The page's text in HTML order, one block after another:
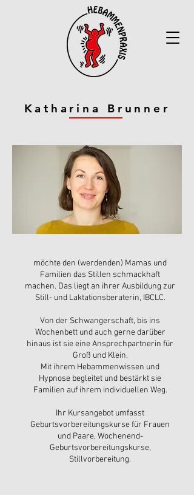
Katharina Brunner
möchte den (werdenden) Mamas und
Familien das Stillen schmackhaft
machen. Das liegt an ihrer Ausbildung zur
Still- und Laktationsberaterin, IBCLC.
Von der Schwangerschaft, bis ins
Wochenbett und auch gerne darüber
hinaus ist sie eine Ansprechpartnerin für
Groß und Klein.
Mit ihrem Hebammenwissen und
Hypnose begleitet und bestärkt sie
Familien auf ihrem individuellen Weg.
Ihr Kursangebot umfasst
Geburtsvorbereitungskurse für Frauen
und Paare, Wochenend-
Geburtsvorbereitungskurse,
Stillvorbereitung.